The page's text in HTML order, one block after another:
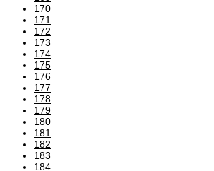
170
171
172
173
174
175
176
177
178
179
180
181
182
183
184